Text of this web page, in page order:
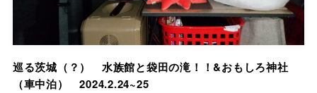
巡る茨城（？） 水族館と袋田の滝！！&おもしろ神社
（車中泊） 2024.2.24~25